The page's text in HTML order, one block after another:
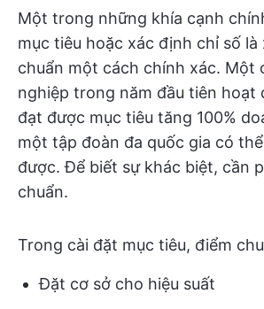
Một trong những khía cạnh
mục tiêu hoặc xác định chỉ số
chuẩn một cách chính xác. Một
nghiệp trong năm đầu tiên hoạt
đạt được mục tiêu tăng 100%
một tập đoàn đa quốc gia có
được. Để biết sự khác biệt, cần
chuẩn.
Trong cài đặt mục tiêu, điểm
Đặt cơ sở cho hiệu suất